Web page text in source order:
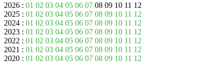
2026 : 01 02 03 04 05 06 07 08 09 10 11 12
2025 : 01 02 03 04 05 06 07 08 09 10 11 12
2024 : 01 02 03 04 05 06 07 08 09 10 11 12
2023 : 01 02 03 04 05 06 07 08 09 10 11 12
2022 : 01 02 03 04 05 06 07 08 09 10 11 12
2021 : 01 02 03 04 05 06 07 08 09 10 11 12
2020 : 01 02 03 04 05 06 07 08 09 10 11 12